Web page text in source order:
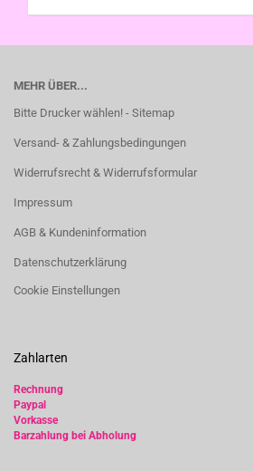
MEHR ÜBER...
Bitte Drucker wählen! - Sitemap
Versand- & Zahlungsbedingungen
Widerrufsrecht & Widerrufsformular
Impressum
AGB & Kundeninformation
Datenschutzerklärung
Cookie Einstellungen
Zahlarten
Rechnung
Paypal
Vorkasse
Barzahlung bei Abholung